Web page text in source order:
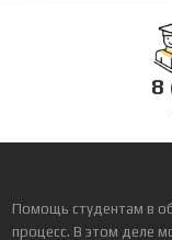
8
Помощь студентам в
процесс. В этом деле